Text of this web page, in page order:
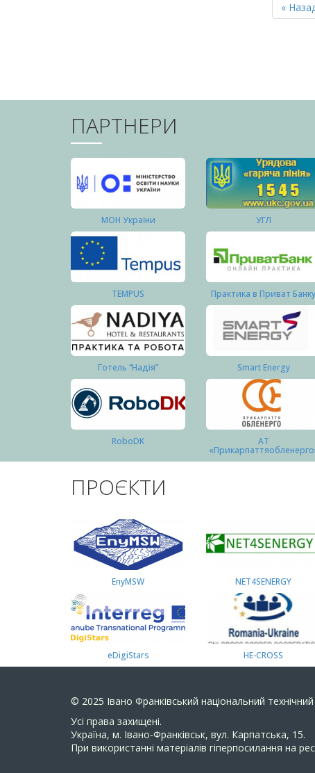
Перша
«
ПАРТНЕРИ
МОН України УГЛ
TEMPUS Практика в Приват Банку
Готель “Надія” Smart Energy
RoboDK АТ
ПРОЄКТИ
EnyMSW NET4SENERGY
eDigiStars HE-CROSS
© 2025 Івано Франківський національний
Усi права захищенi.
Україна, м. Івано-Франківськ, вул. Карпатська, 15.
При використанні матеріалів гіперпосилання на